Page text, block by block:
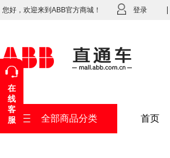
您好，欢迎来到ABB官方商城！ 登录
全部商品分类 首页
在
线
客
服